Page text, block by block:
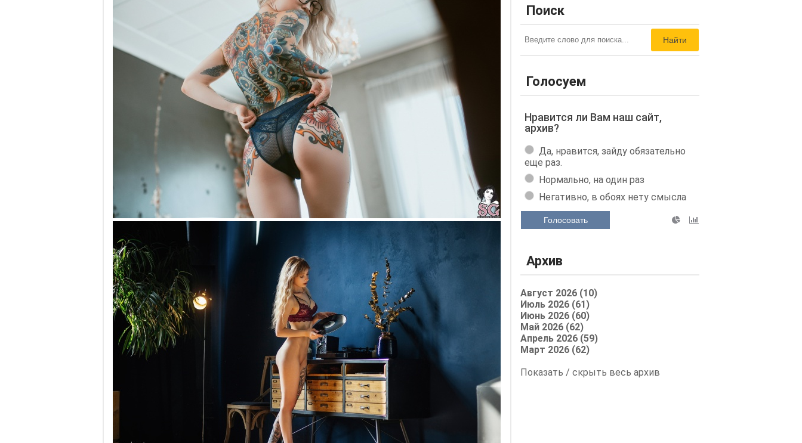
Поиск
Найти
Голосуем
Нравится ли Вам наш сайт,
архив?
Да, нравится, зайду обязательно
еще раз.
Нормально, на один раз
Негативно, в обоях нету смысла
Голосовать
Архив
Август 2026 (10)
Июль 2026 (61)
Июнь 2026 (60)
Май 2026 (62)
Апрель 2026 (59)
Март 2026 (62)
Показать / скрыть весь архив